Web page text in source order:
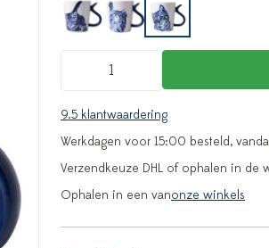
9.5 klantwaardering
Werkdagen voor 15:00 besteld,
Verzendkeuze DHL of ophalen in de
Ophalen in een vanonze winkels